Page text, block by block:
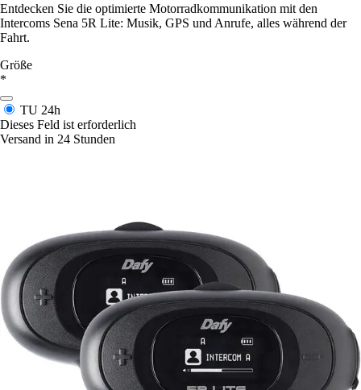
Entdecken Sie die optimierte Motorradkommunikation mit den
Intercoms Sena 5R Lite: Musik, GPS und Anrufe, alles während der
Fahrt.
Größe
*
TU 24h
Dieses Feld ist erforderlich
Versand in 24 Stunden